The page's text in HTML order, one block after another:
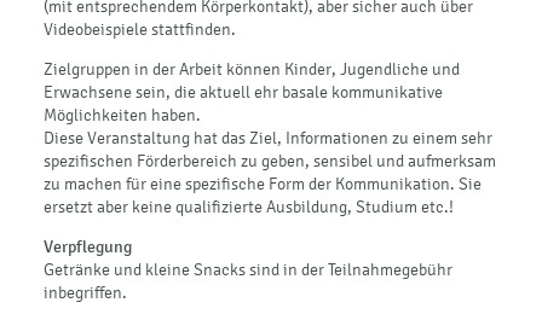
(mit entsprechendem Körperkontakt), aber sicher auch über
Videobeispiele stattfinden.
Zielgruppen in der Arbeit können Kinder, Jugendliche und
Erwachsene sein, die aktuell ehr basale kommunikative
Möglichkeiten haben.
Diese Veranstaltung hat das Ziel, Informationen zu einem sehr
spezifischen Förderbereich zu geben, sensibel und aufmerksam
zu machen für eine spezifische Form der Kommunikation. Sie
ersetzt aber keine qualifizierte Ausbildung, Studium etc.!
Verpflegung
Getränke und kleine Snacks sind in der Teilnahmegebühr
inbegriffen.